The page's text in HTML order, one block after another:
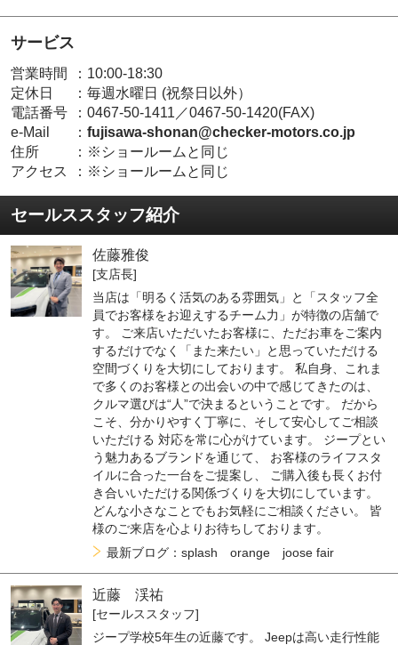
サービス
営業時間 ： 10:00-18:30
定休日
： 毎週水曜日 (祝祭日以外）
電話番号
： 0467-50-1411／0467-50-1420(FAX)
e-Mail
： fujisawa-shonan@checker-motors.co.jp
住所
： ※ショールームと同じ
アクセス
： ※ショールームと同じ
セールススタッフ紹介
佐藤雅俊
[支店長]
当店は「明るく活気のある雰囲気」と「スタッフ全
員でお客様をお迎えするチーム力」が特徴の店舗で
す。 ご来店いただいたお客様に、ただお車をご案内
するだけでなく「また来たい」と思っていただける
空間づくりを大切にしております。 私自身、これま
で多くのお客様との出会いの中で感じてきたのは、
クルマ選びは“人”で決まるということです。 だから
こそ、分かりやすく丁寧に、そして安心してご相談
いただける 対応を常に心がけています。 ジープとい
う魅力あるブランドを通じて、 お客様のライフスタ
イルに合った一台をご提案し、 ご購入後も長くお付
き合いいただける関係づくりを大切にしています。
どんな小さなことでもお気軽にご相談ください。 皆
様のご来店を心よりお待ちしております。
最新ブログ：splash orange joose fair
近藤 渓祐
[セールススタッフ]
ジープ学校5年生の近藤です。 Jeepは高い走行性能